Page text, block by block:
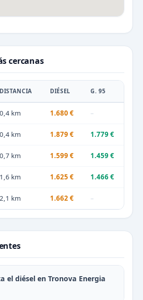
cercanas
DISTANCIA DIÉSEL G. 95
0,4 km 1.680 € –
0,4 km 1.879 € 1.779 €
0,7 km 1.599 € 1.459 €
1,6 km 1.625 € 1.466 €
2,1 km 1.662 € –
el diésel en Tronova Energia